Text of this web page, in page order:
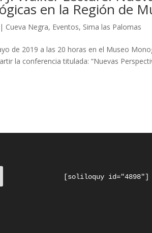
en la Región de
| Cueva Negra, Eventos, Sima las Palomas
de 2019 a las 20 horas en el Museo
la conferencia titulada: “Nuevas
[soliloquy id="4898"]